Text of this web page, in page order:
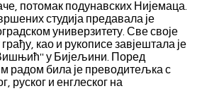
потомак подунавских Нијемаца.
студија предавала је
универзитету. Све своје
као и рукописе завјештала је
у Бијељини. Поред
радом била је преводитељка с
руског и енглеског на